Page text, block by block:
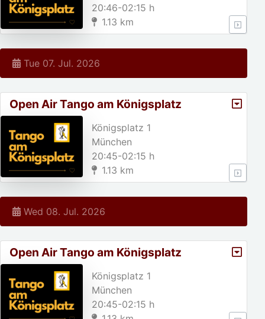
20:46-02:15 h
1.13 km
Tue 07. Jul. 2026
Open Air Tango am Königsplatz
Königsplatz 1
München
20:45-02:15 h
1.13 km
Wed 08. Jul. 2026
Open Air Tango am Königsplatz
Königsplatz 1
München
20:45-02:15 h